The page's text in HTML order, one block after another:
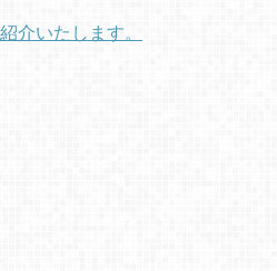
介いたします。